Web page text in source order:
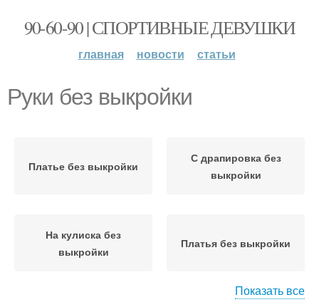
90-60-90 | СПОРТИВНЫЕ ДЕВУШКИ
главная новости статьи
Руки без выкройки
Платье без выкройки
С драпировка без
выкройки
На кулиска без
выкройки
Платья без выкройки
Показать все